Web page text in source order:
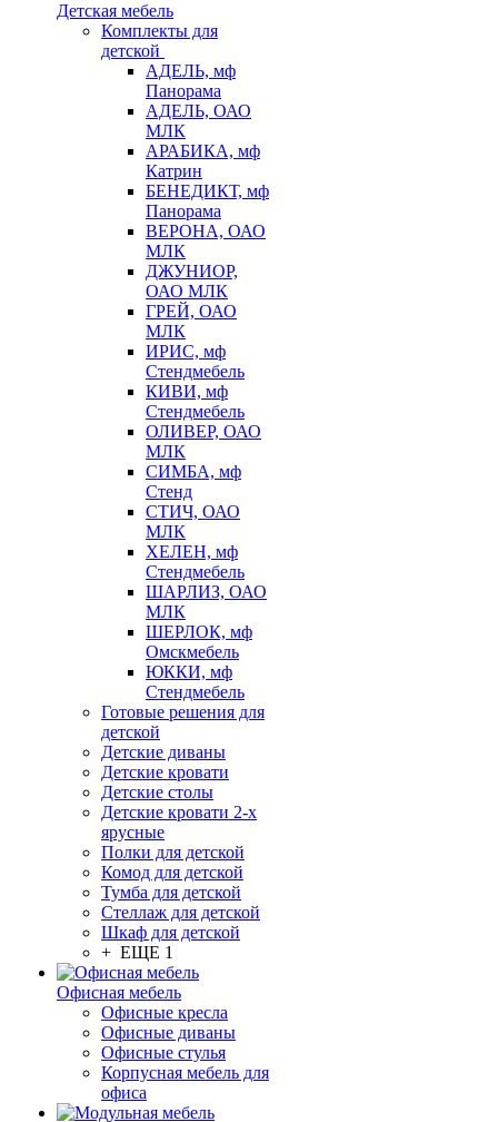
Детская мебель
Комплекты для
детской
АДЕЛЬ, мф
Панорама
АДЕЛЬ, ОАО
МЛК
АРАБИКА, мф
Катрин
БЕНЕДИКТ, мф
Панорама
ВЕРОНА, ОАО
МЛК
ДЖУНИОР,
ОАО МЛК
ГРЕЙ, ОАО
МЛК
ИРИС, мф
Стендмебель
КИВИ, мф
Стендмебель
ОЛИВЕР, ОАО
МЛК
СИМБА, мф
Стенд
СТИЧ, ОАО
МЛК
ХЕЛЕН, мф
Стендмебель
ШАРЛИЗ, ОАО
МЛК
ШЕРЛОК, мф
Омскмебель
ЮККИ, мф
Стендмебель
Готовые решения для
детской
Детские диваны
Детские кровати
Детские столы
Детские кровати 2-х
ярусные
Полки для детской
Комод для детской
Тумба для детской
Стеллаж для детской
Шкаф для детской
+ ЕЩЕ 1
Офисная мебель
Офисные кресла
Офисные диваны
Офисные стулья
Корпусная мебель для
офиса